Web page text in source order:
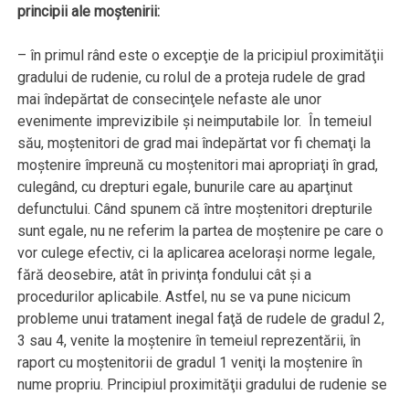
principii ale moştenirii:
– în primul rând este o excepţie de la pricipiul proximităţii
gradului de rudenie, cu rolul de a proteja rudele de grad
mai îndepărtat de consecinţele nefaste ale unor
evenimente imprevizibile şi neimputabile lor. În temeiul
său, moştenitori de grad mai îndepărtat vor fi chemaţi la
moştenire împreună cu moştenitori mai apropriaţi în grad,
culegând, cu drepturi egale, bunurile care au aparţinut
defunctului. Când spunem că între moştenitori drepturile
sunt egale, nu ne referim la partea de moştenire pe care o
vor culege efectiv, ci la aplicarea aceloraşi norme legale,
fără deosebire, atât în privinţa fondului cât şi a
procedurilor aplicabile. Astfel, nu se va pune nicicum
probleme unui tratament inegal faţă de rudele de gradul 2,
3 sau 4, venite la moştenire în temeiul reprezentării, în
raport cu moştenitorii de gradul 1 veniţi la moştenire în
nume propriu. Principiul proximităţii gradului de rudenie se